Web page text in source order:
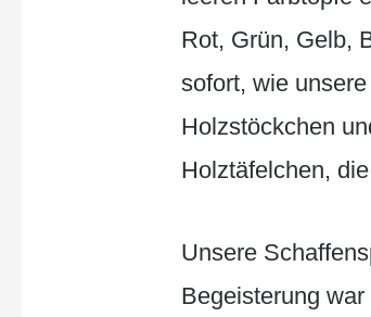
Rot, Grün, Gelb,
sofort, wie
Holzstöckchen
Holztäfelchen,
Unsere
Begeisterung